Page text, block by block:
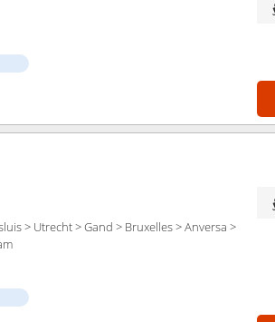
> Utrecht > Gand > Bruxelles > Anversa >